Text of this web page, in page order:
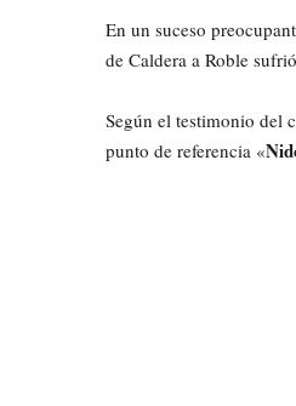
En un suceso
de Caldera a Roble
Según el testimonio del
punto de referencia «